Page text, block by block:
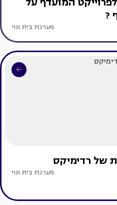
?
מערכת בית ונוי
של רדימיקס
מערכת בית ונוי